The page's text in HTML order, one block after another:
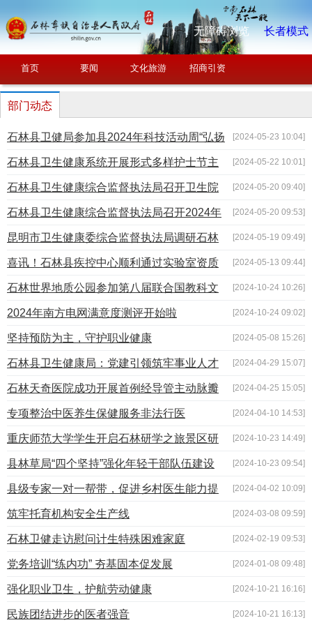
无障碍浏览 长者模式
首页 要闻 文化旅游 招商引资
部门动态
[2024-05-23 10:04]
石林县卫健局参加县2024年科技活动周“弘扬
科学家精神激发全社会创新活力 ”主题宣传活动[2024-05-22 10:01]
石林县卫生健康系统开展形式多样护士节主
题活动增强护理人才职业“三”感 [2024-05-20 09:40]
石林县卫生健康综合监督执法局召开卫生院
依法执业集体约谈会 [2024-05-20 09:53]
石林县卫生健康综合监督执法局召开2024年
现制现售饮用水卫生监督管理工作会 [2024-05-19 09:49]
昆明市卫生健康委综合监督执法局调研石林
县卫生监督工作 [2024-05-13 09:44]
喜讯！石林县疾控中心顺利通过实验室资质
认定现场评审 [2024-10-24 10:26]
石林世界地质公园参加第八届联合国教科文
组织世界地质公园管理和发展国际培训班 [2024-10-24 09:02]
2024年南方电网满意度测评开始啦
[2024-05-08 15:26]
坚持预防为主，守护职业健康
[2024-04-29 15:07]
石林县卫生健康局：党建引领筑牢事业人才
根基 “四项举措”提升人才管理水平 [2024-04-25 15:05]
石林天奇医院成功开展首例经导管主动脉瓣
置换手术 [2024-04-10 14:53]
专项整治中医养生保健服务非法行医
[2024-10-23 14:49]
重庆师范大学学生开启石林研学之旅景区研
学政策助力前行 [2024-10-23 09:54]
县林草局“四个坚持”强化年轻干部队伍建设
[2024-04-02 10:09]
县级专家一对一帮带，促进乡村医生能力提
升 [2024-03-08 09:59]
筑牢托育机构安全生产线
[2024-02-19 09:53]
石林卫健走访慰问计生特殊困难家庭
[2024-01-08 09:48]
党务培训“练内功” 夯基固本促发展
[2024-10-21 16:16]
强化职业卫生，护航劳动健康
[2024-10-21 16:13]
民族团结进步的医者强音